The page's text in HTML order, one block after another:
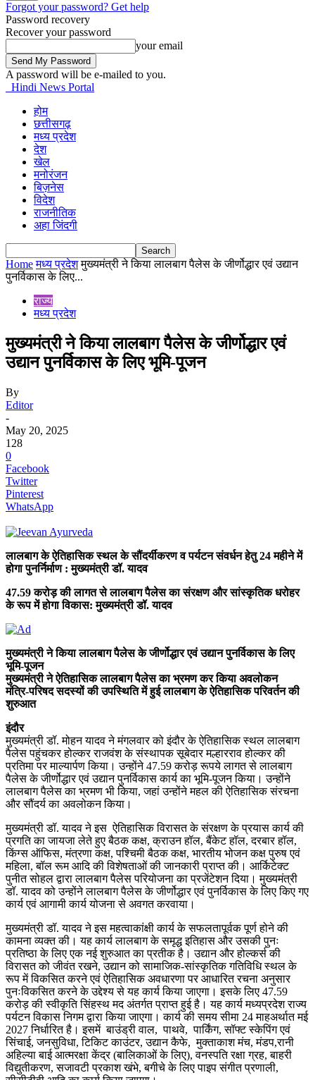
Forgot your password? Get help
Password recovery
Recover your password
your email
A password will be e-mailed to you.
Hindi News Portal
होम
छत्तीसगढ़
मध्य प्रदेश
देश
खेल
मनोरंजन
बिज़नेस
विदेश
राजनीतिक
अहा जिंदगी
Home मध्य प्रदेश मुख्यमंत्री ने किया लालबाग पैलेस के जीर्णोद्धार एवं उद्यान
पुनर्विकास के लिए...
राज्य
मध्य प्रदेश
मुख्यमंत्री ने किया लालबाग पैलेस के जीर्णोद्धार एवं
उद्यान पुनर्विकास के लिए भूमि-पूजन
By
Editor
-
May 20, 2025
128
0
Facebook
Twitter
Pinterest
WhatsApp
लालबाग के ऐतिहासिक स्थल के सौंदर्यीकरण व पर्यटन संवर्धन हेतु 24 महीने में
होगा पुनर्निर्माण : मुख्यमंत्री डॉ. यादव
47.59 करोड़ की लागत से लालबाग पैलेस का संरक्षण और सांस्कृतिक धरोहर
के रूप में होगा विकास: मुख्यमंत्री डॉ. यादव
मुख्यमंत्री ने किया लालबाग पैलेस के जीर्णोद्धार एवं उद्यान पुनर्विकास के लिए
भूमि-पूजन
मुख्यमंत्री ने ऐतिहासिक लालबाग पैलेस का भ्रमण कर किया अवलोकन
मंत्रि-परिषद सदस्यों की उपस्थिति में हुई लालबाग के ऐतिहासिक परिवर्तन की
शुरुआत
इंदौर
मुख्यमंत्री डॉ. मोहन यादव ने मंगलवार को इंदौर के ऐतिहासिक स्थल लालबाग
पैलेस पहुंचकर होल्कर राजवंश के संस्थापक सूबेदार मल्हारराव होल्कर की
प्रतिमा पर माल्यार्पण किया। उन्होंने 47.59 करोड़ रूपये लागत से लालबाग
पैलेस के जीर्णोद्धार एवं उद्यान पुनर्विकास कार्य का भूमि-पूजन किया। उन्होंने
लालबाग पैलेस का भ्रमण भी किया, जहां उन्होंने महल की ऐतिहासिक संरचना
और सौंदर्य का अवलोकन किया।
मुख्यमंत्री डॉ. यादव ने इस ऐतिहासिक विरासत के संरक्षण के प्रयास कार्य की
प्रगति का जायजा लेते हुए बैठक कक्ष, क्राउन हॉल, बैंकेट हॉल, दरबार हॉल,
किंग्स ऑफिस, मंत्रणा कक्ष, पश्चिमी बैठक कक्ष, भारतीय भोजन कक्ष पुरुष एवं
महिला, बॉल रूम आदि की विशेषताओं की जानकारी प्राप्त की। आर्किटेक्ट
पुनीत सोहल द्वारा लालबाग पैलेस परियोजना का प्रजेंटेशन दिया। मुख्यमंत्री
डॉ. यादव को उन्होंने लालबाग पैलेस के जीर्णोद्धार एवं पुनर्विकास के लिए किए गए
कार्य एवं आगामी कार्य योजना से अवगत करवाया।
मुख्यमंत्री डॉ. यादव ने इस महत्वाकांक्षी कार्य के सफलतापूर्वक पूर्ण होने की
कामना व्यक्त की। यह कार्य लालबाग के समृद्ध इतिहास और उसकी पुनः
प्रतिष्ठा के लिए एक नई शुरुआत का प्रतीक है। उद्यान और होल्कर्स की
विरासत को जीवंत रखने, उद्यान को सामाजिक-सांस्कृतिक गतिविधि स्थल के
रूप में विकसित करने एवं ऐतिहासिक अवधारणा पर आधारित रचना अनुसार
पुनःविकसित करने के उद्देश्य से यह कार्य किया जाएगा। इसके लिए 47.59
करोड़ की स्वीकृति सिंहस्थ मद अंतर्गत प्राप्त हुई है। यह कार्य मध्यप्रदेश राज्य
पर्यटन विकास निगम द्वारा किया जाएगा। कार्य की समय सीमा 24 माहअर्थात मई
2027 निर्धारित है। इसमें बाउंड्री वाल, पाथवे, पार्किंग, सॉफ्ट स्केपिंग एवं
सिंचाई, जनसुविधा, टिकिट काउंटर, उद्यान कैफे, मुक्ताकाश मंच, मंडप,रानी
अहिल्या बाई आत्मरक्षा केंद्र (बालिकाओं के लिए), वनस्पति रक्षा ग्रह, बाहरी
विद्युतीकरण, सजावटी प्रकाश खंभे, बगीचे के लिए पाइप संगीत प्रणाली,